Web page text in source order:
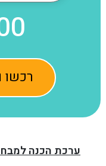
ערכת הכנה
רכשו